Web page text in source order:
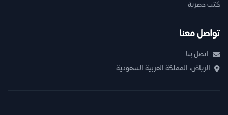
كتب حصرية
تواصل معنا
اتصل بنا
الرياض، المملكة العربية السعودية